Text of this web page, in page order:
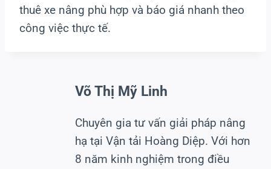
thuê xe nâng phù hợp và báo giá nhanh theo
công việc thực tế.
Võ Thị Mỹ Linh
Chuyên gia tư vấn giải pháp nâng
hạ tại Vận tải Hoàng Diệp. Với hơn
8 năm kinh nghiệm trong điều